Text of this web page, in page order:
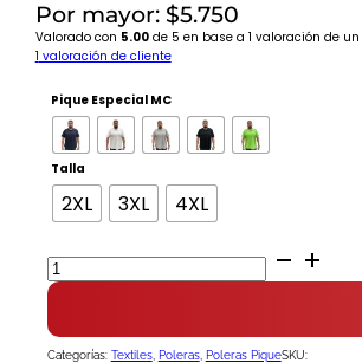
Por mayor: $5.750
Valorado con 5.00de 5 en base a 1 valoración de
1 valoración de cliente
Pique Especial MC
Talla
2XL 3XL 4XL
Polera
Pique
Especial
hombre
cantidad
Categorías: Textiles, Poleras, Poleras PiqueSKU: